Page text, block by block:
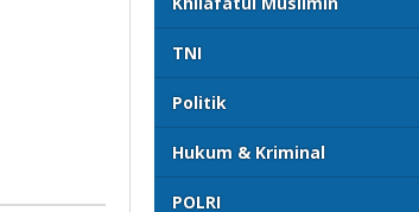
TNI
Politik
Hukum & Kriminal
POLRI